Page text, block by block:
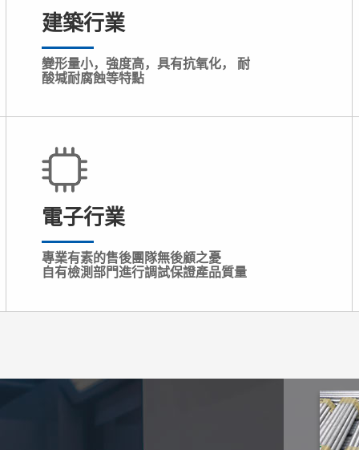
建築行業
變形量小，強度高，具有抗氧化， 耐
酸堿耐腐蝕等特點
電子行業
專業有素的售後團隊無後顧之憂
自有檢測部門進行調試保證產品質量